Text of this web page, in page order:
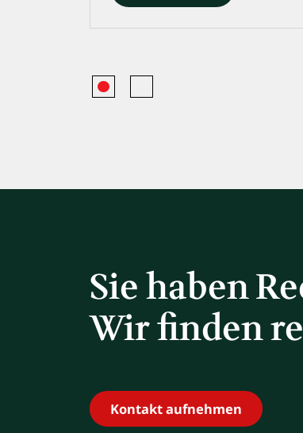
Sie haben
Wir finden
Kontakt aufnehmen